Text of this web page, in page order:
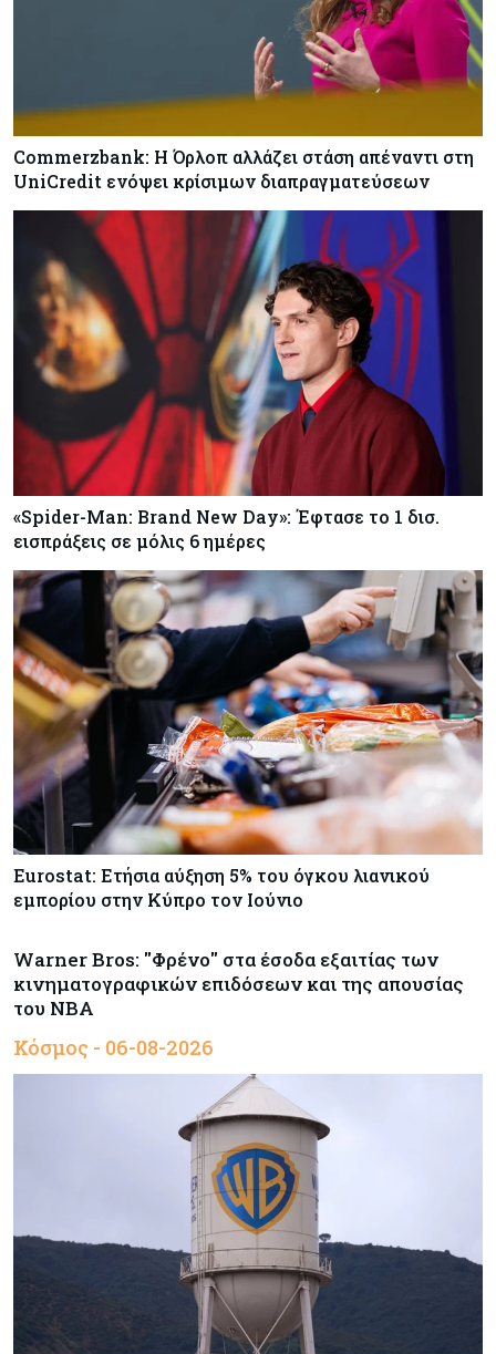
Commerzbank: Η Όρλοπ αλλάζει στάση απέναντι στη
UniCredit ενόψει κρίσιμων διαπραγματεύσεων
«Spider-Man: Brand New Day»: Έφτασε το 1 δισ.
εισπράξεις σε μόλις 6 ημέρες
Eurostat: Ετήσια αύξηση 5% του όγκου λιανικού
εμπορίου στην Κύπρο τον Ιούνιο
Warner Bros: "Φρένο" στα έσοδα εξαιτίας των
κινηματογραφικών επιδόσεων και της απουσίας
του NBA
Κόσμος - 06-08-2026